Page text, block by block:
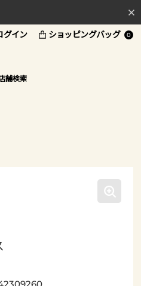
グイン ショッピングバッグ 0
舗検索